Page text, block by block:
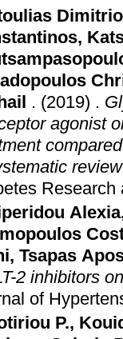
,
. (2019) .
agonist
Alexia
, Tsapas
2 inhibitors
of
P.,